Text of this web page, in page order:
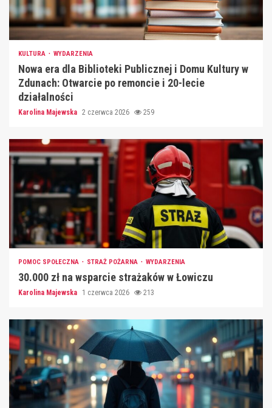
KULTURA WYDARZENIA
Nowa era dla Biblioteki Publicznej i Domu Kultury w
Zdunach: Otwarcie po remoncie i 20-lecie
działalności
Karolina Majewska 2 czerwca 2026 259
POMOC SPOŁECZNA STRAŻ POŻARNA WYDARZENIA
30.000 zł na wsparcie strażaków w Łowiczu
Karolina Majewska 1 czerwca 2026 213